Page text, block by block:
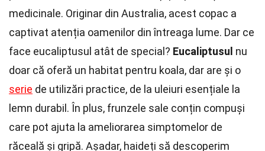
medicinale. Originar din Australia, acest copac a
captivat atenția oamenilor din întreaga lume. Dar ce
face eucaliptusul atât de special? Eucaliptusul nu
doar că oferă un habitat pentru koala, dar are și o
serie de utilizări practice, de la uleiuri esențiale la
lemn durabil. În plus, frunzele sale conțin compuși
care pot ajuta la ameliorarea simptomelor de
răceală și gripă. Așadar, haideți să descoperim